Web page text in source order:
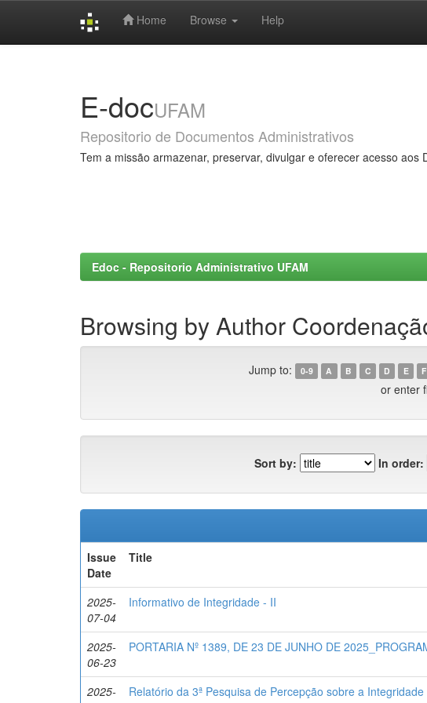
Home Browse Help
E-docUFAM
Repositorio de Documentos Administrativos
Tem a missão armazenar, preservar, divulgar e oferecer acesso
Edoc - Repositorio Administrativo UFAM
Browsing by Author
Jump to: 0-9 A B C D E F
or enter
Sort by: In order:
Issue
Date
Title
2025-
07-04
Informativo de Integridade - II
2025-
06-23
PORTARIA Nº 1389, DE 23 DE JUNHO DE
2025-
Relatório da 3ª Pesquisa de Percepção sobre a